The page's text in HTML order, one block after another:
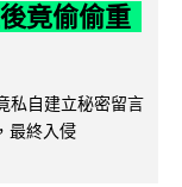
竟偷偷重
私自建立秘密留言
最終入侵